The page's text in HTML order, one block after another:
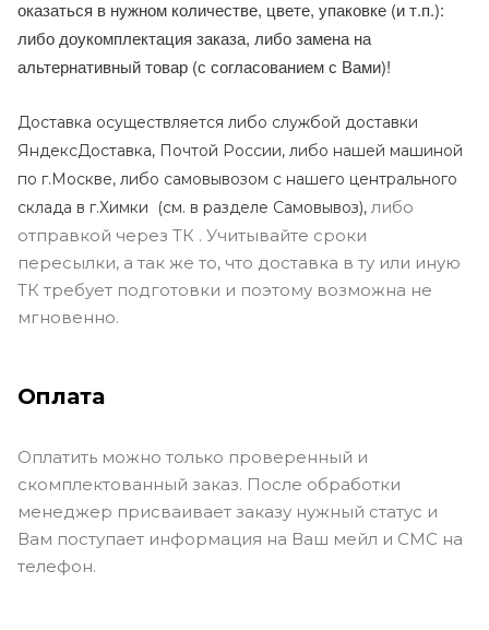
оказаться в нужном количестве, цвете, упаковке (и т.п.):
либо доукомплектация заказа, либо замена на
альтернативный товар (с согласованием с Вами)!
Доставка осуществляется либо службой доставки
ЯндексДоставка, Почтой России, либо нашей машиной
по г.Москве, либо самовывозом с нашего центрального
склада в г.Химки (см. в разделе Самовывоз), либо
отправкой через ТК . Учитывайте сроки
пересылки, а так же то, что доставка в ту или иную
ТК требует подготовки и поэтому возможна не
мгновенно.
Оплата
Оплатить можно только проверенный и
скомплектованный заказ. После обработки
менеджер присваивает заказу нужный статус и
Вам поступает информация на Ваш мейл и СМС на
телефон.